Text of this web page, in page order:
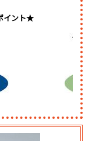
イント★